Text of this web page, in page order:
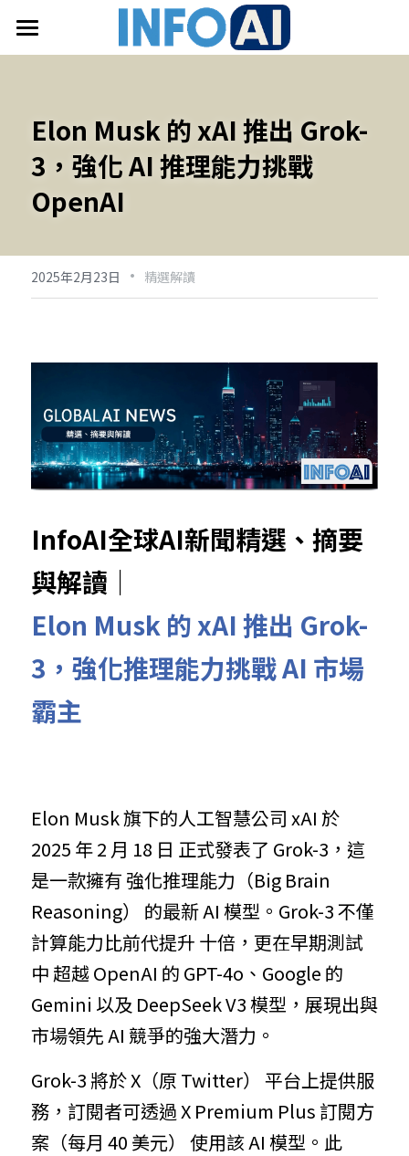
首頁
訂閱電子報
最新文章
email聯絡
Elon Musk 的 xAI 推出 Grok-
3，強化 AI 推理能力挑戰
OpenAI
2025年2月23日 · 精選解讀
InfoAI全球AI新聞精選、摘要
與解讀｜
Elon Musk 的 xAI 推出 Grok-
3，強化推理能力挑戰 AI 市場
霸主
Elon Musk 旗下的人工智慧公司 xAI 於
2025 年 2 月 18 日 正式發表了 Grok-3，這
是一款擁有 強化推理能力（Big Brain
Reasoning） 的最新 AI 模型。Grok-3 不僅
計算能力比前代提升 十倍，更在早期測試
中 超越 OpenAI 的 GPT-4o、Google 的
Gemini 以及 DeepSeek V3 模型，展現出與
市場領先 AI 競爭的強大潛力。
Grok-3 將於 X（原 Twitter） 平台上提供服
務，訂閱者可透過 X Premium Plus 訂閱方
案（每月 40 美元） 使用該 AI 模型。此